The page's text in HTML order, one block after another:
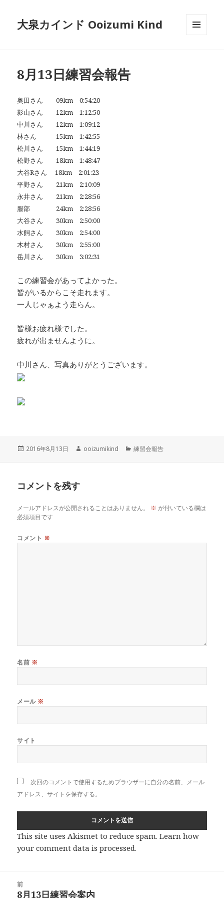
大泉カインド Ooizumi Kind
8月13日練習会報告
奥田さん 09km 0:54:20
影山さん 12km 1:12:50
中川さん 12km 1:09:12
林さん 15km 1:42:55
松川さん 15km 1:44:19
松野さん 18km 1:48:47
大谷Rさん 18km 2:01:23
平野さん 21km 2:10:09
永井さん 21km 2:28:56
服部 24km 2:28:56
大谷さん 30km 2:50:00
水飼さん 30km 2:54:00
木村さん 30km 2:55:00
岳川さん 30km 3:02:31
この練習会があってよかった。
皆がいるからこそ走れます。
一人じゃぁよう走らん。
皆様お疲れ様でした。
疲れが出ませんように。
中川さん、写真ありがとうございます。
投
2016年8月13日
作
ooizumikind
カ
練習会報告
コメントを残す
メールアドレスが公開されることはありません。 ※ が付いている欄は
必須項目です
コメント ※
名前 ※
メール ※
サイト
次回のコメントで使用するためブラウザーに自分の名前、メール
アドレス、サイトを保存する。
This site uses Akismet to reduce spam.Learn how
your comment data is processed.
前
前
8月13日練習会案内